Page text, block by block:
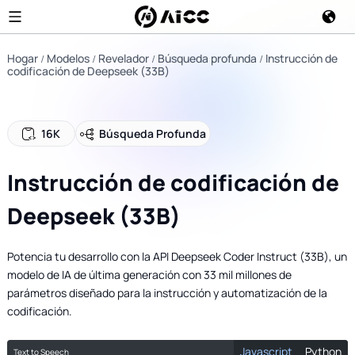
Hogar Modelos Revelador Búsqueda profunda
Instrucción de
codificación de Deepseek (33B)
16K Búsqueda Profunda
Instrucción de codificación de
Deepseek (33B)
Potencia tu desarrollo con la API Deepseek Coder Instruct (33B), un
modelo de IA de última generación con 33 mil millones de
parámetros diseñado para la instrucción y automatización de la
codificación.
Text to Speech Javascript Python